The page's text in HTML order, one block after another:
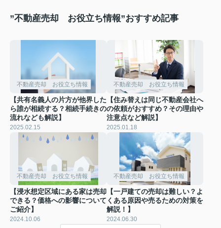
”不動産売却 お役立ち情報”おすすめ記事
不動産売却 お役立ち情報
【共有名義人の片方が他界した
ら誰が相続する？相続手続きの
流れなども解説】
2025.02.15
不動産売却 お役立ち情報
【住み替えは同じ不動産会社へ
の依頼がおすすめ？その理由や
注意点など解説】
2025.01.18
不動産売却 お役立ち情報
【浸水想定区域にある家は売却
できる？価格への影響について
ご紹介】
2024.10.06
不動産売却 お役立ち情報
【一戸建ての売却は難しい？よ
くある原因や売るための対策を
解説！】
2024.06.30